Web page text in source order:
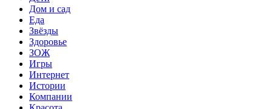
Дом и сад
Еда
Звёзды
Здоровье
ЗОЖ
Игры
Интернет
Истории
Компании